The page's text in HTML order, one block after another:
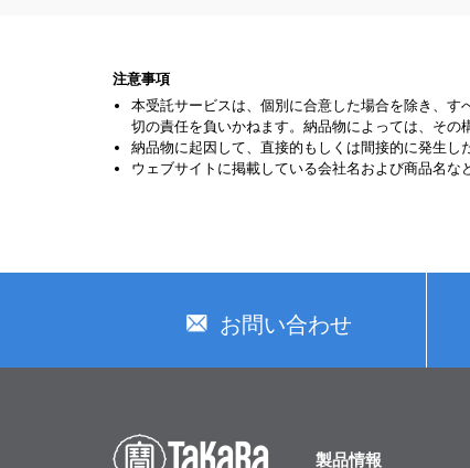
注意事項
本受託サービスは、個別に合意した場合を除き、
切の責任を負いかねます。納品物によっては、その
納品物に起因して、直接的もしくは間接的に発生し
ウェブサイトに掲載している会社名および商品名な
お問い合わせ
製品情報